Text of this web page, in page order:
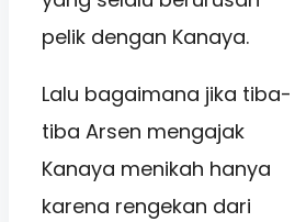
pelik dengan Kanaya.
Lalu bagaimana jika tiba-
tiba Arsen mengajak
Kanaya menikah hanya
karena rengekan dari